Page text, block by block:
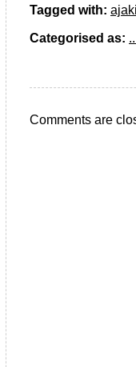
Tagged with:
Categorised as:
Comments are